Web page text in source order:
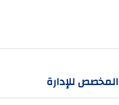
للإدارة